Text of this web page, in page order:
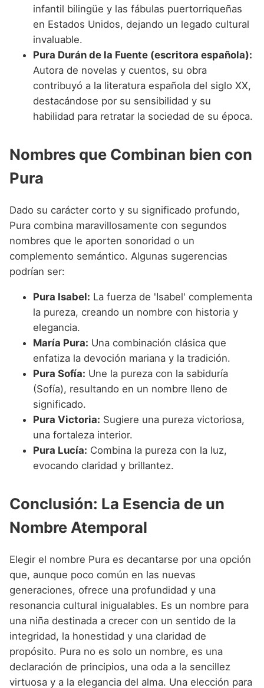
infantil bilingüe y las fábulas puertorriqueñas
en Estados Unidos, dejando un legado cultural
invaluable.
Pura Durán de la Fuente (escritora española):
Autora de novelas y cuentos, su obra
contribuyó a la literatura española del siglo XX,
destacándose por su sensibilidad y su
habilidad para retratar la sociedad de su época.
Nombres que Combinan bien con
Pura
Dado su carácter corto y su significado profundo,
Pura combina maravillosamente con segundos
nombres que le aporten sonoridad o un
complemento semántico. Algunas sugerencias
podrían ser:
Pura Isabel: La fuerza de 'Isabel' complementa
la pureza, creando un nombre con historia y
elegancia.
María Pura: Una combinación clásica que
enfatiza la devoción mariana y la tradición.
Pura Sofía: Une la pureza con la sabiduría
(Sofía), resultando en un nombre lleno de
significado.
Pura Victoria: Sugiere una pureza victoriosa,
una fortaleza interior.
Pura Lucía: Combina la pureza con la luz,
evocando claridad y brillantez.
Conclusión: La Esencia de un
Nombre Atemporal
Elegir el nombre Pura es decantarse por una opción
que, aunque poco común en las nuevas
generaciones, ofrece una profundidad y una
resonancia cultural inigualables. Es un nombre para
una niña destinada a crecer con un sentido de la
integridad, la honestidad y una claridad de
propósito. Pura no es solo un nombre, es una
declaración de principios, una oda a la sencillez
virtuosa y a la elegancia del alma. Una elección para